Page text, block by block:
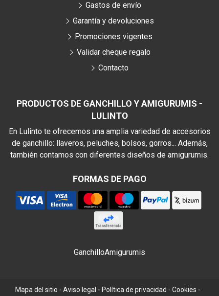
PRODUCTOS DE GANCHILLO Y AMIGURUMIS -
LULINTO
En Lulinto te ofrecemos una amplia variedad de accesorios
de ganchillo: llaveros, peluches, bolsos, gorros... Además,
también contamos con diferentes diseños de amigurumis.
FORMAS DE PAGO
Gastos de envío
Garantía y devoluciones
Promociones vigentes
Validar cheque regalo
Contacto
GanchilloAmigurumis
Mapa del sitio - Aviso legal - Política de privacidad - Cookies -